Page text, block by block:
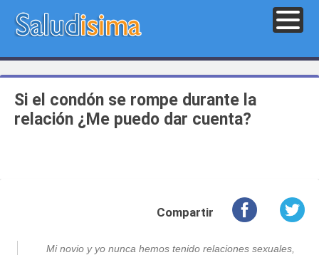
Si el condón se rompe durante la
relación ¿Me puedo dar cuenta?
Compartir
Mi novio y yo nunca hemos tenido relaciones sexuales,